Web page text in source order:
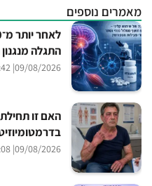
מאמרים נוספים
התגלה
09/08/2026
| 8:42 am
האם זו
09/08/2026
| 8:08 am